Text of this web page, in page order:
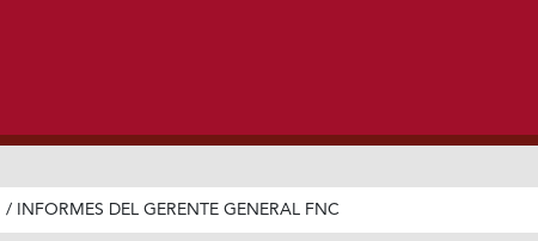
/ INFORMES DEL GERENTE GENERAL FNC